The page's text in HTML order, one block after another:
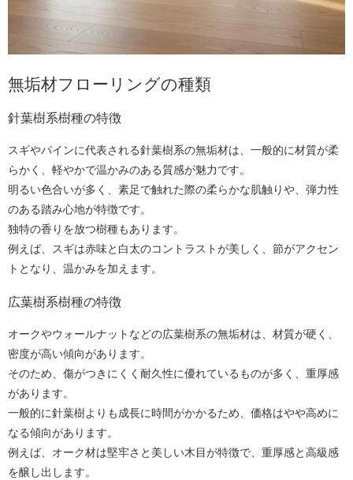
無垢材フローリングの種類
針葉樹系樹種の特徴
スギやパインに代表される針葉樹系の無垢材は、一般的に材質が柔
らかく、軽やかで温かみのある質感が魅力です。
明るい色合いが多く、素足で触れた際の柔らかな肌触りや、弾力性
のある踏み心地が特徴です。
独特の香りを放つ樹種もあります。
例えば、スギは赤味と白太のコントラストが美しく、節がアクセン
トとなり、温かみを加えます。
広葉樹系樹種の特徴
オークやウォールナットなどの広葉樹系の無垢材は、材質が硬く、
密度が高い傾向があります。
そのため、傷がつきにくく耐久性に優れているものが多く、重厚感
があります。
一般的に針葉樹よりも成長に時間がかかるため、価格はやや高めに
なる傾向があります。
例えば、オーク材は堅牢さと美しい木目が特徴で、重厚感と高級感
を醸し出します。